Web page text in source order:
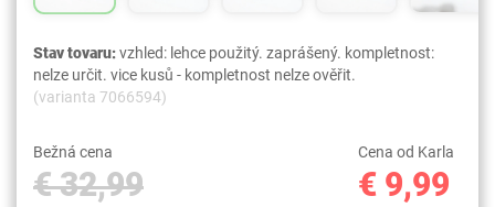
Stav tovaru:vzhled: lehce použitý. zaprášený. kompletnost:
nelze určit. vice kusů - kompletnost nelze ověřit.
(varianta 7066594)
Bežná cena
€ 32,99
Cena od Karla
€ 9,99